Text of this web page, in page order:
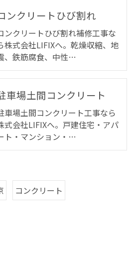
ンクリートひび割れ
ンクリートひび割れ補修工事な
株式会社LIFIXへ。乾燥収縮、地
、鉄筋腐食、中性…
車場土間コンクリート
車場土間コンクリート工事なら
式会社LIFIXへ。戸建住宅・アパ
ト・マンション・…
コンクリート